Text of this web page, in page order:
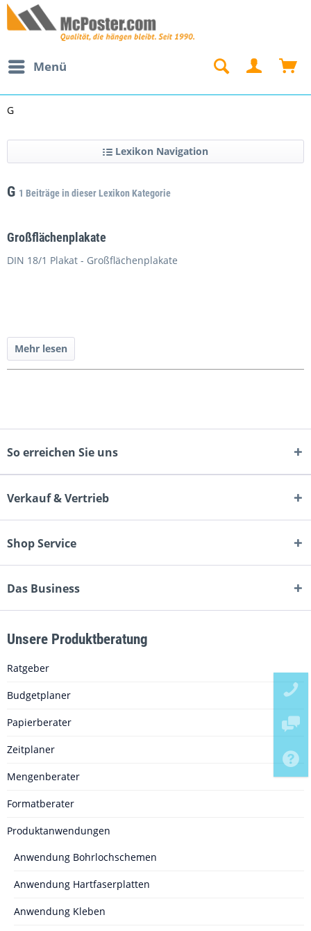
Menü
G
Lexikon Navigation
G 1 Beiträge in dieser Lexikon Kategorie
Großflächenplakate
DIN 18/1 Plakat - Großflächenplakate
Mehr lesen
So erreichen Sie uns
Verkauf & Vertrieb
Shop Service
Das Business
Unsere Produktberatung
Ratgeber
Budgetplaner
Papierberater
Zeitplaner
Mengenberater
Formatberater
Produktanwendungen
Anwendung Bohrlochschemen
Anwendung Hartfaserplatten
Anwendung Kleben